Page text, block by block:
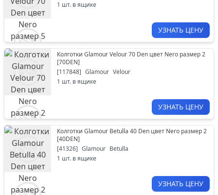
1 шт. в ящике
УЗНАТЬ ЦЕНУ
Колготки Glamour Velour 70 Den цвет Nero размер 2
[70DEN]
[117848] Glamour Velour
1 шт. в ящике
УЗНАТЬ ЦЕНУ
Колготки Glamour Betulla 40 Den цвет Nero размер 2
[40DEN]
[41326] Glamour Betulla
1 шт. в ящике
УЗНАТЬ ЦЕНУ